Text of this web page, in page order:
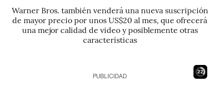
Warner Bros. también venderá una nueva suscripción
de mayor precio por unos US$20 al mes, que ofrecerá
una mejor calidad de video y posiblemente otras
características
21
PUBLICIDAD